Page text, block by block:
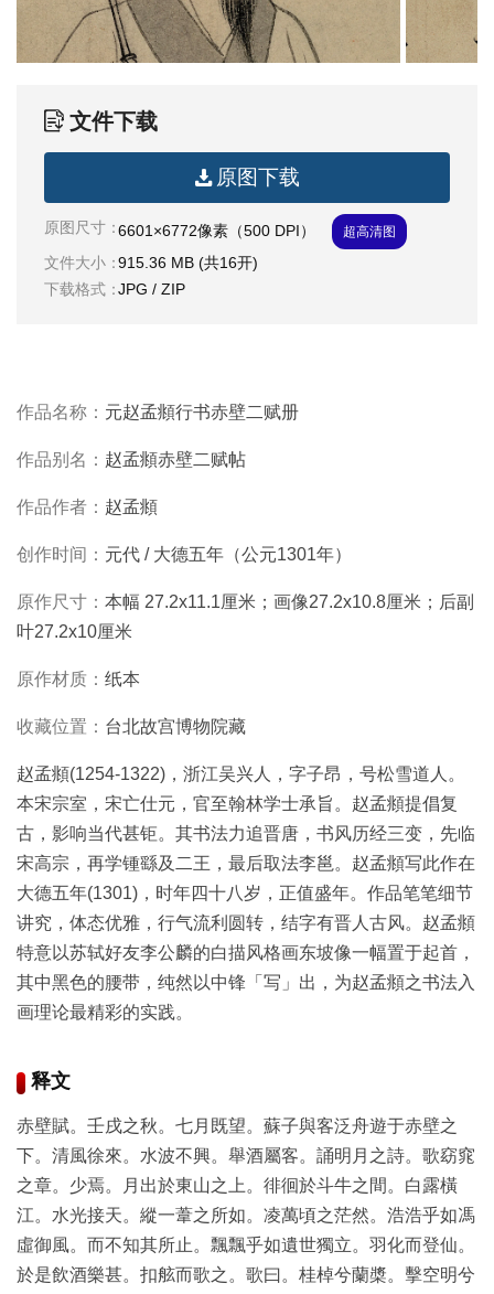
文件下载
原图下载
原图尺寸：6601×6772像素（500 DPI） 超高清图
文件大小：915.36 MB (共16开)
下载格式：JPG / ZIP
作品名称： 元赵孟頫行书赤壁二赋册
作品别名： 赵孟頫赤壁二赋帖
作品作者： 赵孟頫
创作时间： 元代 / 大德五年（公元1301年）
原作尺寸： 本幅 27.2x11.1厘米；画像27.2x10.8厘米；后副
叶27.2x10厘米
原作材质： 纸本
收藏位置： 台北故宫博物院藏
赵孟頫(1254-1322)，浙江吴兴人，字子昂，号松雪道人。
本宋宗室，宋亡仕元，官至翰林学士承旨。赵孟頫提倡复
古，影响当代甚钜。其书法力追晋唐，书风历经三变，先临
宋高宗，再学锺繇及二王，最后取法李邕。赵孟頫写此作在
大德五年(1301)，时年四十八岁，正值盛年。作品笔笔细节
讲究，体态优雅，行气流利圆转，结字有晋人古风。赵孟頫
特意以苏轼好友李公麟的白描风格画东坡像一幅置于起首，
其中黑色的腰带，纯然以中锋「写」出，为赵孟頫之书法入
画理论最精彩的实践。
释文
赤壁賦。壬戌之秋。七月既望。蘇子與客泛舟遊于赤壁之
下。清風徐來。水波不興。舉酒屬客。誦明月之詩。歌窈窕
之章。少焉。月出於東山之上。徘徊於斗牛之間。白露橫
江。水光接天。縱一葦之所如。凌萬頃之茫然。浩浩乎如馮
虛御風。而不知其所止。飄飄乎如遺世獨立。羽化而登仙。
於是飲酒樂甚。扣舷而歌之。歌曰。桂棹兮蘭槳。擊空明兮
画
|
家
彩
素
素
描
艺
品
图
库
Artwork
铜
器
陶
刻
文
具
玉